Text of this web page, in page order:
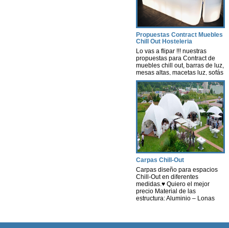
Propuestas Contract Muebles
Chill Out Hosteleria
Lo vas a flipar !!! nuestras
propuestas para Contract de
muebles chill out, barras de luz,
mesas altas, macetas luz, sofás
con luz, lámparas, decoración
con luz leds con autonomía
propia, nosotros te hacemos un
estudio según tus necesidades
y presupuesto. Contract-
instalaciones -Hosteleria -
muebles terraza chill out Ya sea
para cualquier tipo de Evento
[…]
Carpas Chill-Out
Carpas diseño para espacios
Chill-Out en diferentes
medidas.♥ Quiero el mejor
precio Material de las
estructura: Aluminio – Lonas